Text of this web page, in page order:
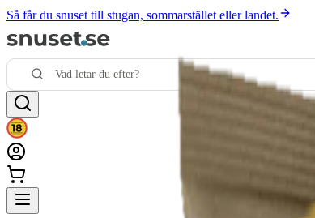
Så får du snuset till stugan, sommarstället eller landet.